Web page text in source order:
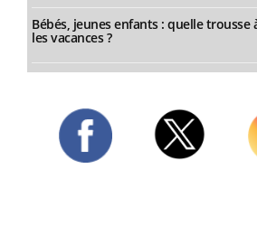
Bébés, jeunes enfants : quelle trousse
les vacances ?